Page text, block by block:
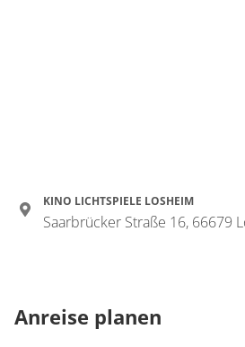
KINO LICHTSPIELE LOSHEIM
Saarbrücker Straße 16, 66679
Anreise planen